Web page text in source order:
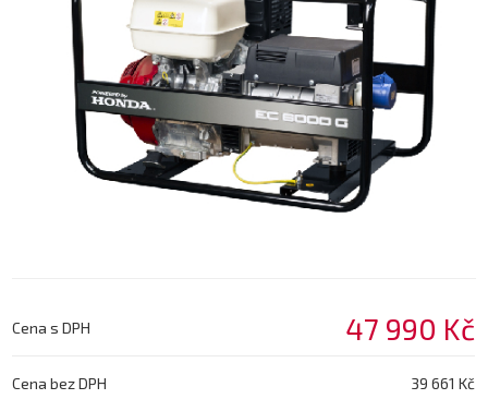
Cena s DPH 47 990 Kč
Cena bez DPH 39 661 Kč